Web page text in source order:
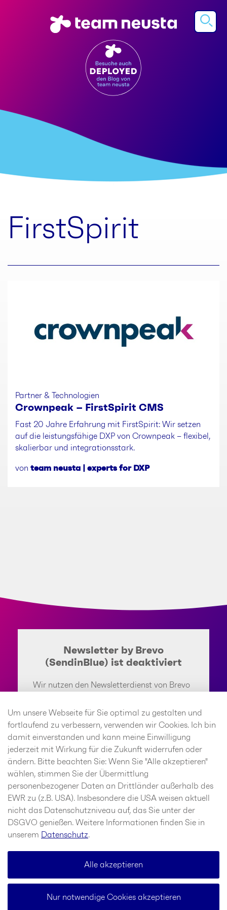
FirstSpirit
Partner & Technologien
Crownpeak – FirstSpirit CMS
Fast 20 Jahre Erfahrung mit FirstSpirit: Wir setzen
auf die leistungsfähige DXP von Crownpeak – flexibel,
skalierbar und integrationsstark.
von team neusta | experts for DXP
Newsletter by Brevo
(SendinBlue) ist deaktiviert
Wir nutzen den Newsletterdienst von Brevo
GmbH, Köpenicker Straße 126, 10179 Berlin.
Wenn Sie den Newsletterdienst aktivieren,
werden u. a. Ihre IP-Adresse und weitere
Informationen über Ihr Verhalten auf dieser
Website an SendinBlue weitergeleitet.
SendinBlue speichert hierzu unter
Umständen Cookies in Ihrem Browser oder
setzt vergleichbare
Wiedererkennungstechnologien ein. Weitere
Informationen finden Sie im Bereich
Datenschutz.
Um unsere Webseite für Sie optimal zu gestalten und
fortlaufend zu verbessern, verwenden wir Cookies. Ich bin
damit einverstanden und kann meine Einwilligung
jederzeit mit Wirkung für die Zukunft widerrufen oder
ändern. Bitte beachten Sie: Wenn Sie "Alle akzeptieren"
wählen, stimmen Sie der Übermittlung
personenbezogener Daten an Drittländer außerhalb des
EWR zu (z.B. USA). Insbesondere die USA weisen aktuell
nicht das Datenschutzniveau auf, das Sie unter der
DSGVO genießen. Weitere Informationen finden Sie in
unserem
Datenschutz.
Alle akzeptieren
Nur notwendige Cookies akzeptieren